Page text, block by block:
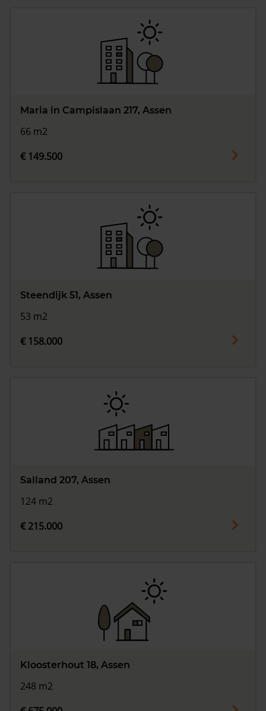
Maria in Campislaan 217, Assen
66 m2
€ 149.500
Steendijk 51, Assen
53 m2
€ 158.000
Salland 207, Assen
124 m2
€ 215.000
Kloosterhout 18, Assen
248 m2